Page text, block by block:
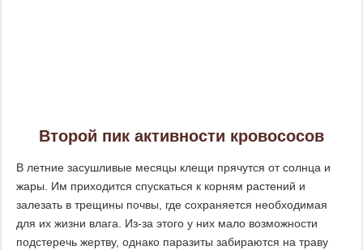
Второй пик активности кровососов
В летние засушливые месяцы клещи прячутся от солнца и
жары. Им приходится спускаться к корням растений и
залезать в трещины почвы, где сохраняется необходимая
для их жизни влага. Из-за этого у них мало возможности
подстеречь жертву, однако паразиты забираются на траву